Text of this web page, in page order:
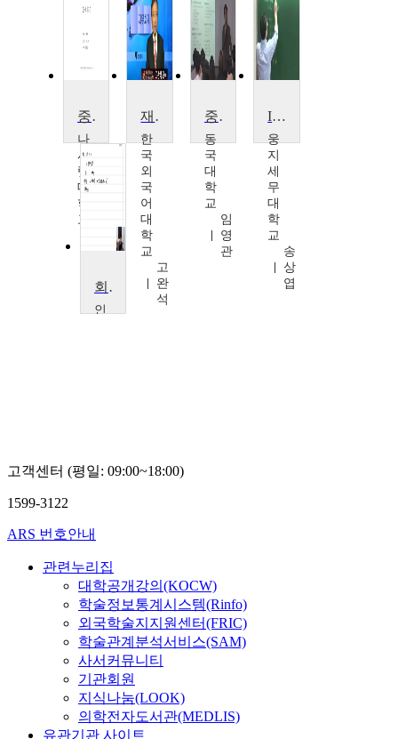
중급회계연습
나
사
렛
대
학
교
재무회계
한
국
외
국
어
대
학
교
고
완
석
중급회계1
동
국
대
학
교
임
영
관
IFRS회계원리
웅
지
세
무
대
학
교
송
상
엽
회계원리(1)
인
고객센터 (평일: 09:00~18:00)
1599-3122
ARS 번호안내
관련누리집
대학공개강의(KOCW)
학술정보통계시스템(Rinfo)
외국학술지지원센터(FRIC)
학술관계분석서비스(SAM)
사서커뮤니티
기관회원
지식나눔(LOOK)
의학전자도서관(MEDLIS)
유관기관 사이트